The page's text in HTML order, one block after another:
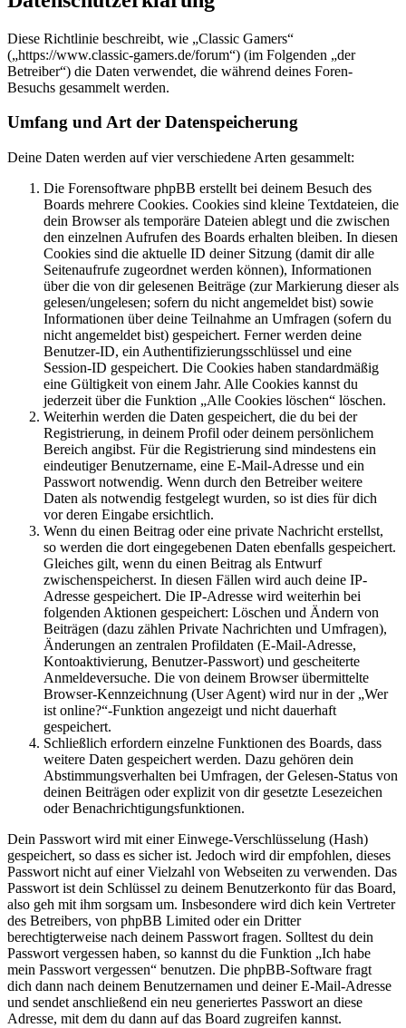
Diese Richtlinie beschreibt, wie „Classic Gamers“
(„https://www.classic-gamers.de/forum“) (im Folgenden „der
Betreiber“) die Daten verwendet, die während deines Foren-
Besuchs gesammelt werden.
Umfang und Art der Datenspeicherung
Deine Daten werden auf vier verschiedene Arten gesammelt:
Die Forensoftware phpBB erstellt bei deinem Besuch des
Boards mehrere Cookies. Cookies sind kleine Textdateien, die
dein Browser als temporäre Dateien ablegt und die zwischen
den einzelnen Aufrufen des Boards erhalten bleiben. In diesen
Cookies sind die aktuelle ID deiner Sitzung (damit dir alle
Seitenaufrufe zugeordnet werden können), Informationen
über die von dir gelesenen Beiträge (zur Markierung dieser als
gelesen/ungelesen; sofern du nicht angemeldet bist) sowie
Informationen über deine Teilnahme an Umfragen (sofern du
nicht angemeldet bist) gespeichert. Ferner werden deine
Benutzer-ID, ein Authentifizierungsschlüssel und eine
Session-ID gespeichert. Die Cookies haben standardmäßig
eine Gültigkeit von einem Jahr. Alle Cookies kannst du
jederzeit über die Funktion „Alle Cookies löschen“ löschen.
Weiterhin werden die Daten gespeichert, die du bei der
Registrierung, in deinem Profil oder deinem persönlichem
Bereich angibst. Für die Registrierung sind mindestens ein
eindeutiger Benutzername, eine E-Mail-Adresse und ein
Passwort notwendig. Wenn durch den Betreiber weitere
Daten als notwendig festgelegt wurden, so ist dies für dich
vor deren Eingabe ersichtlich.
Wenn du einen Beitrag oder eine private Nachricht erstellst,
so werden die dort eingegebenen Daten ebenfalls gespeichert.
Gleiches gilt, wenn du einen Beitrag als Entwurf
zwischenspeicherst. In diesen Fällen wird auch deine IP-
Adresse gespeichert. Die IP-Adresse wird weiterhin bei
folgenden Aktionen gespeichert: Löschen und Ändern von
Beiträgen (dazu zählen Private Nachrichten und Umfragen),
Änderungen an zentralen Profildaten (E-Mail-Adresse,
Kontoaktivierung, Benutzer-Passwort) und gescheiterte
Anmeldeversuche. Die von deinem Browser übermittelte
Browser-Kennzeichnung (User Agent) wird nur in der „Wer
ist online?“-Funktion angezeigt und nicht dauerhaft
gespeichert.
Schließlich erfordern einzelne Funktionen des Boards, dass
weitere Daten gespeichert werden. Dazu gehören dein
Abstimmungsverhalten bei Umfragen, der Gelesen-Status von
deinen Beiträgen oder explizit von dir gesetzte Lesezeichen
oder Benachrichtigungsfunktionen.
Dein Passwort wird mit einer Einwege-Verschlüsselung (Hash)
gespeichert, so dass es sicher ist. Jedoch wird dir empfohlen, dieses
Passwort nicht auf einer Vielzahl von Webseiten zu verwenden. Das
Passwort ist dein Schlüssel zu deinem Benutzerkonto für das Board,
also geh mit ihm sorgsam um. Insbesondere wird dich kein Vertreter
des Betreibers, von phpBB Limited oder ein Dritter
berechtigterweise nach deinem Passwort fragen. Solltest du dein
Passwort vergessen haben, so kannst du die Funktion „Ich habe
mein Passwort vergessen“ benutzen. Die phpBB-Software fragt
dich dann nach deinem Benutzernamen und deiner E-Mail-Adresse
und sendet anschließend ein neu generiertes Passwort an diese
Adresse, mit dem du dann auf das Board zugreifen kannst.